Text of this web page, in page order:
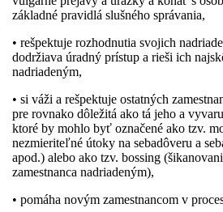
základné pravidlá slušného správania,
• rešpektuje rozhodnutia svojich
dodržiava úradný prístup a rieši ich
nadriadeným,
• si váži a rešpektuje ostatných
pre rovnako dôležitá ako tá jeho a
ktoré by mohlo byť označené ako tzv.
nezmieriteľné útoky na sebadôveru a
apod.) alebo ako tzv. bossing
zamestnanca nadriadeným),
• pomáha novým zamestnancom v